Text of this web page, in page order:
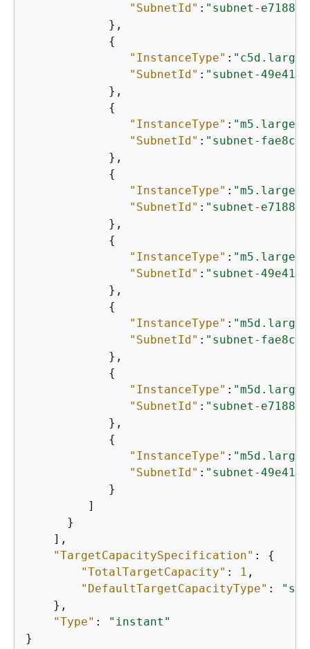
"SubnetId" : "subnet-
            },
{
"InstanceType" : "c5d.large"
"SubnetId" : "subnet-
            },
{
"InstanceType" : "m5.large"
"SubnetId" : "subnet-
            },
{
"InstanceType" : "m5.large"
"SubnetId" : "subnet-
            },
{
"InstanceType" : "m5.large"
"SubnetId" : "subnet-
            },
{
"InstanceType" : "m5d.large"
"SubnetId" : "subnet-
            },
{
"InstanceType" : "m5d.large"
"SubnetId" : "subnet-
            },
{
"InstanceType" : "m5d.large"
"SubnetId" : "subnet-
            }
         ]
      }
    ],
"TargetCapacitySpecification" : {
"TotalTargetCapacity" : 1 ,
"DefaultTargetCapacityType" :
    },
"Type" :
"instant"
}